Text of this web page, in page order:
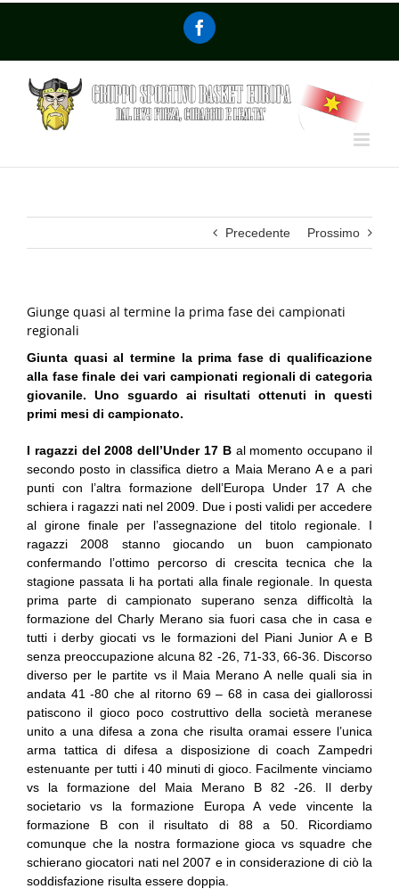
Precedente Prossimo
Giunge quasi al termine la prima fase dei campionati
regionali
Giunta quasi al termine la prima fase di qualificazione
alla fase finale dei vari campionati regionali di categoria
giovanile. Uno sguardo ai risultati ottenuti in questi
primi mesi di campionato.
I ragazzi del 2008 dell’Under 17 Bal momento occupano il
secondo posto in classifica dietro a Maia Merano A e a pari
punti con l’altra formazione dell’Europa Under 17 A che
schiera i ragazzi nati nel 2009. Due i posti validi per accedere
al girone finale per l’assegnazione del titolo regionale. I
ragazzi 2008 stanno giocando un buon campionato
confermando l’ottimo percorso di crescita tecnica che la
stagione passata li ha portati alla finale regionale. In questa
prima parte di campionato superano senza difficoltà la
formazione del Charly Merano sia fuori casa che in casa e
tutti i derby giocati vs le formazioni del Piani Junior A e B
senza preoccupazione alcuna 82 -26, 71-33, 66-36. Discorso
diverso per le partite vs il Maia Merano A nelle quali sia in
andata 41 -80 che al ritorno 69 – 68 in casa dei giallorossi
patiscono il gioco poco costruttivo della società meranese
unito a una difesa a zona che risulta oramai essere l’unica
arma tattica di difesa a disposizione di coach Zampedri
estenuante per tutti i 40 minuti di gioco. Facilmente vinciamo
vs la formazione del Maia Merano B 82 -26. Il derby
societario vs la formazione Europa A vede vincente la
formazione B con il risultato di 88 a 50. Ricordiamo
comunque che la nostra formazione gioca vs squadre che
schierano giocatori nati nel 2007 e in considerazione di ciò la
soddisfazione risulta essere doppia.